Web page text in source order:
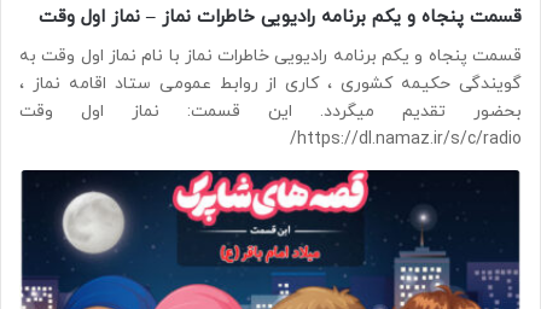
قسمت پنجاه و یکم برنامه رادیویی خاطرات نماز – نماز اول وقت
قسمت پنجاه و یکم برنامه رادیویی خاطرات نماز با نام نماز اول وقت به
گویندگی حکیمه کشوری ، کاری از روابط عمومی ستاد اقامه نماز ،
بحضور تقدیم میگردد. این قسمت: نماز اول وقت
https://dl.namaz.ir/s/c/radio/